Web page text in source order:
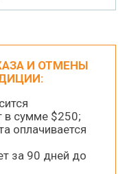
И ОТМЕНЫ
в сумме $250;
оплачивается
за 90 дней до